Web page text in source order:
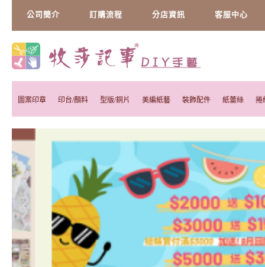
公司簡介 訂購流程 分店資訊 客服中心
圖案印章 印台/顏料 型版/銅片 美編紙藝 裝飾配件 紙蕾絲 捲